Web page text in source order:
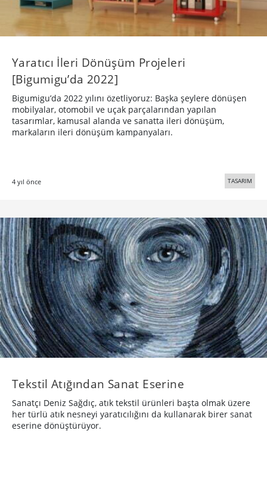
Yaratıcı İleri Dönüşüm Projeleri
[Bigumigu’da 2022]
Bigumigu’da 2022 yılını özetliyoruz: Başka şeylere dönüşen
mobilyalar, otomobil ve uçak parçalarından yapılan
tasarımlar, kamusal alanda ve sanatta ileri dönüşüm,
markaların ileri dönüşüm kampanyaları.
4 yıl önce TASARIM
Tekstil Atığından Sanat Eserine
Sanatçı Deniz Sağdıç, atık tekstil ürünleri başta olmak üzere
her türlü atık nesneyi yaratıcılığını da kullanarak birer sanat
eserine dönüştürüyor.